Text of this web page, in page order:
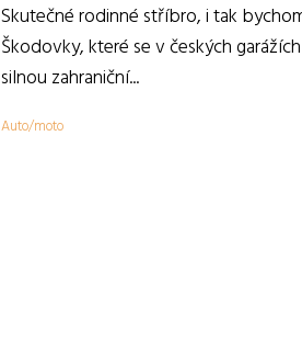
Skutečné rodinné stříbro, i tak
Škodovky, které se v českých
silnou zahraniční...
Auto/moto